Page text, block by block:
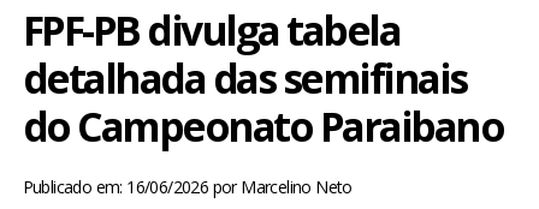
INÍCIO
POMBAL E REGIÃO
FPF-PB divulga tabela
detalhada das semifinais
do Campeonato Paraibano
Publicado em: 16/06/2026 porMarcelino Neto